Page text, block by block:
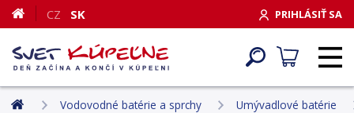
PRIHLÁSIŤ SA
CZ SK
Vodovodné batérie a sprchy Umývadlové batérie